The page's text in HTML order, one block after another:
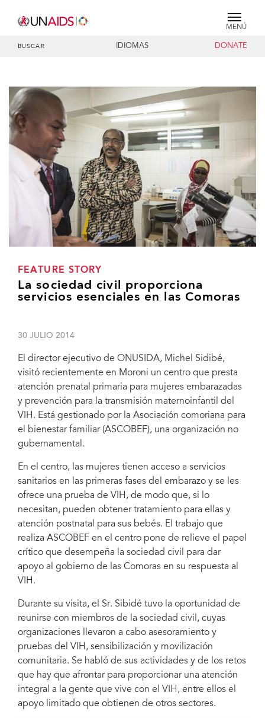
MENÚ
BUSCAR IDIOMAS DONATE
El director ejecutivo de ONUSIDA, Michel Sidibé, visitó recientemente en
Moroni un centro que presta atención prenatal primaria para mujeres
embarazadas y prevención para la transmisión maternoinfantil del VIH. Está
gestionado por la Asociación comoriana para el bienestar familiar
FEATURE STORY
La sociedad civil proporciona
servicios esenciales en las Comoras
30 JULIO 2014
El director ejecutivo de ONUSIDA, Michel Sidibé,
visitó recientemente en Moroni un centro que presta
atención prenatal primaria para mujeres embarazadas
y prevención para la transmisión maternoinfantil del
VIH. Está gestionado por la Asociación comoriana para
el bienestar familiar (ASCOBEF), una organización no
gubernamental.
En el centro, las mujeres tienen acceso a servicios
sanitarios en las primeras fases del embarazo y se les
ofrece una prueba de VIH, de modo que, si lo
necesitan, pueden obtener tratamiento para ellas y
atención postnatal para sus bebés. El trabajo que
realiza ASCOBEF en el centro pone de relieve el papel
crítico que desempeña la sociedad civil para dar
apoyo al gobierno de las Comoras en su respuesta al
VIH.
Durante su visita, el Sr. Sibidé tuvo la oportunidad de
reunirse con miembros de la sociedad civil, cuyas
organizaciones llevaron a cabo asesoramiento y
pruebas del VIH, sensibilización y movilización
comunitaria. Se habló de sus actividades y de los retos
que hay que afrontar para proporcionar una atención
integral a la gente que vive con el VIH, entre ellos el
apoyo limitado que obtienen de otros sectores.